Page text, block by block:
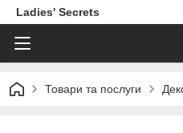
Ladies' Secrets
Товари та послуги